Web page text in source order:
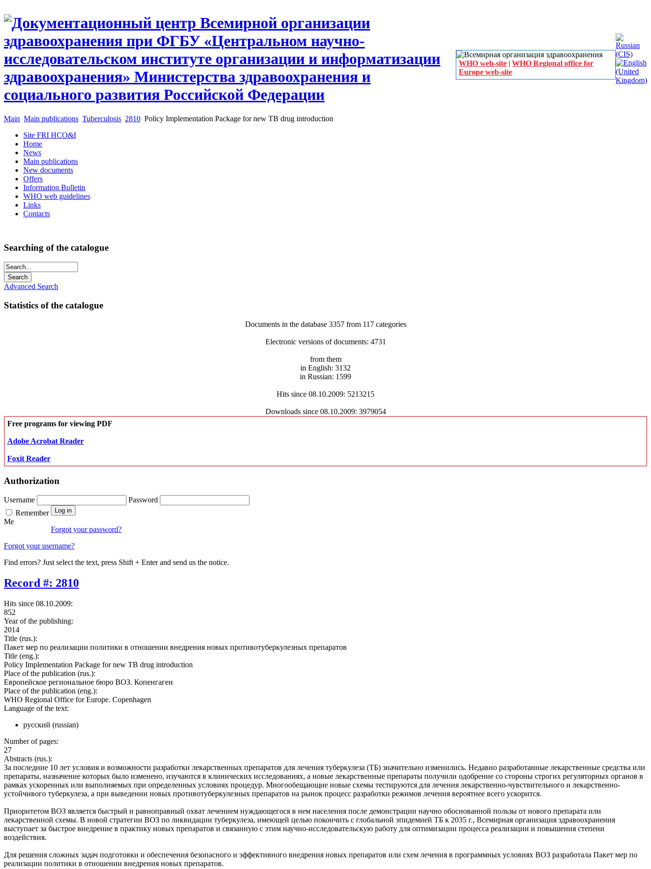
WHO web-site | WHO Regional office for
Europe web-site
Main Main publications Tuberculosis 2810 Policy Implementation Package for new TB drug introduction
Site FRI HCO&I
Home
News
Main publications
New documents
Offers
Information Bulletin
WHO web guidelines
Links
Contacts
Searching of the catalogue
Advanced Search
Statistics of the catalogue
Documents in the database 3357 from 117 categories
Electronic versions of documents: 4731
from them
in English: 3132
in Russian: 1599
Hits since 08.10.2009: 5213215
Downloads since 08.10.2009: 3979054
Free programs for viewing PDF
Adobe Acrobat Reader
Foxit Reader
Authorization
Username
Password
Remember
Me
Forgot your password?
Forgot your username?
Find errors? Just select the text, press Shift + Enter and send us the notice.
Record #: 2810
Hits since 08.10.2009:
852
Year of the publishing:
2014
Title (rus.):
Пакет мер по реализации политики в отношении внедрения новых противотуберкулезных препаратов
Title (eng.):
Policy Implementation Package for new TB drug introduction
Place of the publication (rus.):
Европейское региональное бюро ВОЗ. Копенгаген
Place of the publication (eng.):
WHO Regional Office for Europe. Copenhagen
Language of the text:
русский (russian)
Number of pages:
27
Abstracts (rus.):
За последние 10 лет условия и возможности разработки лекарственных препаратов для лечения туберкулеза (ТБ) значительно изменились. Недавно разработанные лекарственные средства или
препараты, назначение которых было изменено, изучаются в клинических исследованиях, а новые лекарственные препараты получили одобрение со стороны строгих регуляторных органов в
рамках ускоренных или выполняемых при определенных условиях процедур. Многообещающие новые схемы тестируются для лечения лекарственно-чувствительного и лекарственно-
устойчивого туберкулеза, а при выведении новых противотуберкулезных препаратов на рынок процесс разработки режимов лечения вероятнее всего ускорится.
Приоритетом ВОЗ является быстрый и равноправный охват лечением нуждающегося в нем населения после демонстрации научно обоснованной пользы от нового препарата или
лекарственной схемы. В новой стратегии ВОЗ по ликвидации туберкулеза, имеющей целью покончить с глобальной эпидемией ТБ к 2035 г., Всемирная организация здравоохранения
выступает за быстрое внедрение в практику новых препаратов и связанную с этим научно-исследовательскую работу для оптимизации процесса реализации и повышения степени
воздействия.
Для решения сложных задач подготовки и обеспечения безопасного и эффективного внедрения новых препаратов или схем лечения в программных условиях ВОЗ разработала Пакет мер по
реализации политики в отношении внедрения новых препаратов.